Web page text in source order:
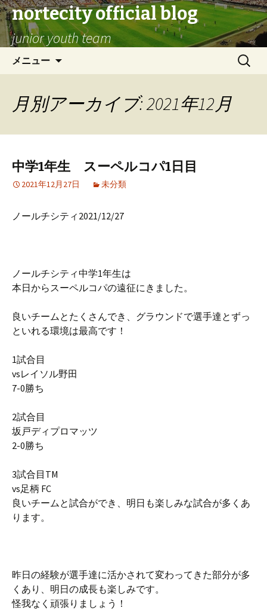
nortecity official blog
junior youth team
メニュー
ン
ッ
プ
検
月別アーカイブ: 2021年12月
中学1年生 スーペルコパ1日目
2021年12月27日 未分類
ノールチシティ2021/12/27
ノールチシティ中学1年生は
本日からスーペルコパの遠征にきました。
良いチームとたくさんでき、グラウンドで選手達とずっ
といれる環境は最高です！
1試合目
vsレイソル野田
7-0勝ち
2試合目
坂戸ディプロマッツ
2-0勝ち
3試合目TM
vs足柄 FC
良いチームと試合ができ、明日も楽しみな試合が多くあ
ります。
昨日の経験が選手達に活かされて変わってきた部分が多
くあり、明日の成長も楽しみです。
怪我なく頑張りましょう！